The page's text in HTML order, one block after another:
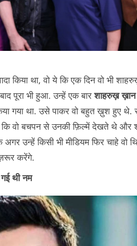
था, वो ये कि एक दिन वो भी
पूरा भी हुआ. उन्हें एक बारशाहरुख़
गया था. उसे पाकर वो बहुत ख़ुश हुए
कि वो बचपन से उनकी फ़िल्में देखते थे
उन्हें किसी भी मीडियम फिर चाहे वो
करेंगे.
थी नम